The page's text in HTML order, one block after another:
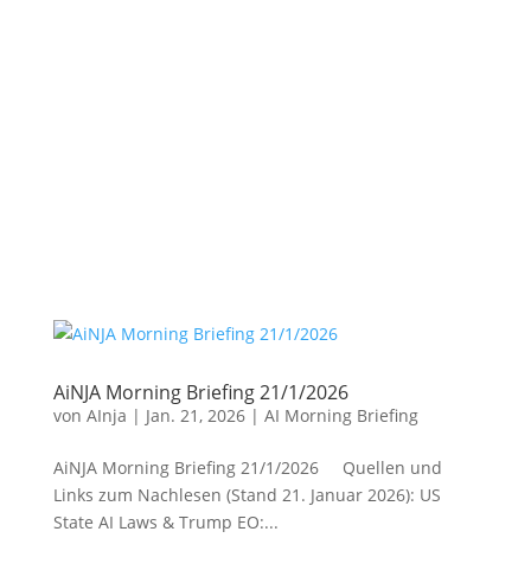
AiNJA Morning Briefing 21/1/2026
von AInja | Jan. 21, 2026| AI Morning Briefing
AiNJA Morning Briefing 21/1/2026 Quellen und
Links zum Nachlesen (Stand 21. Januar 2026): US
State AI Laws & Trump EO:...